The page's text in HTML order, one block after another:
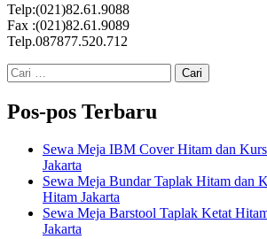
Telp:(021)82.61.9088
Fax :(021)82.61.9089
Telp.087877.520.712
Cari
untuk:
Pos-pos Terbaru
Sewa Meja IBM Cover Hitam dan
Jakarta
Sewa Meja Bundar Taplak Hitam dan
Hitam Jakarta
Sewa Meja Barstool Taplak Ketat
Jakarta